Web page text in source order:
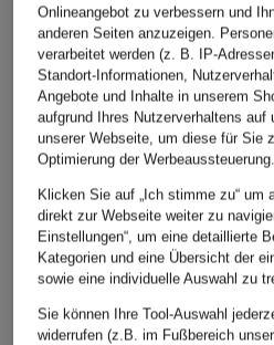
Onlineangebot zu verbessern und
anderen Seiten anzuzeigen.
verarbeitet werden (z. B. IP-
Standort-Informationen,
Angebote und Inhalte in unserem
aufgrund Ihres Nutzerverhaltens auf
unserer Webseite, um diese für Sie
Optimierung der Werbeaussteuerung.
Klicken Sie auf „Ich stimme zu“ um
direkt zur Webseite weiter zu
Einstellungen“, um eine detaillierte
Kategorien und eine Übersicht der
sowie eine individuelle Auswahl zu
Sie können Ihre Tool-Auswahl
widerrufen (z.B. im Fußbereich